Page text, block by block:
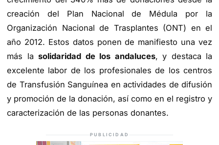
creación del Plan Nacional de Médula por la
Organización Nacional de Trasplantes (ONT) en el
año 2012. Estos datos ponen de manifiesto una vez
más la solidaridad de los andaluces, y destaca la
excelente labor de los profesionales de los centros
de Transfusión Sanguínea en actividades de difusión
y promoción de la donación, así como en el registro y
caracterización de las personas donantes.
PUBLICIDAD